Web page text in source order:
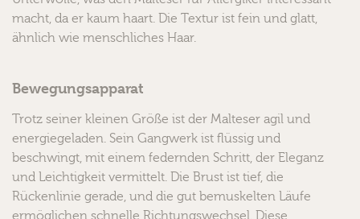
macht, da er kaum haart. Die Textur ist fein und glatt,
ähnlich wie menschliches Haar.
Bewegungsapparat
Trotz seiner kleinen Größe ist der Malteser agil und
energiegeladen. Sein Gangwerk ist flüssig und
beschwingt, mit einem federnden Schritt, der Eleganz
und Leichtigkeit vermittelt. Die Brust ist tief, die
Rückenlinie gerade, und die gut bemuskelten Läufe
ermöglichen schnelle Richtungswechsel. Diese